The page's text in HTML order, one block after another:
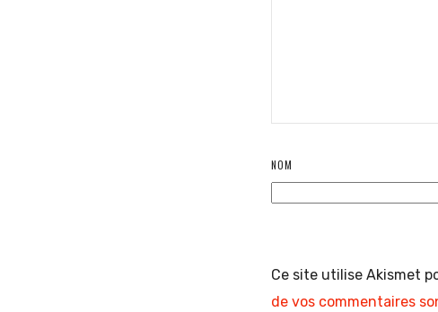
NOM
Ce site utilise Akismet
de vos commentaires